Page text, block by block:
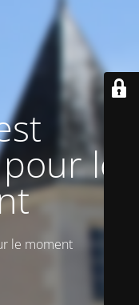
le
le moment